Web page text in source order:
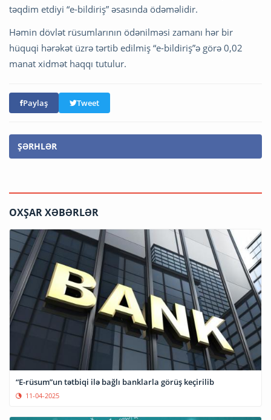
təqdim etdiyi “e-bildiriş” əsasında ödəməlidir.
Həmin dövlət rüsumlarının ödənilməsi zamanı hər bir
hüquqi hərəkət üzrə tərtib edilmiş “e-bildiriş”ə görə 0,02
manat xidmət haqqı tutulur.
Paylaş Tweet
ŞƏRHLƏR
OXŞAR XƏBƏRLƏR
“E-rüsum”un tətbiqi ilə bağlı banklarla görüş keçirilib
11-04-2025